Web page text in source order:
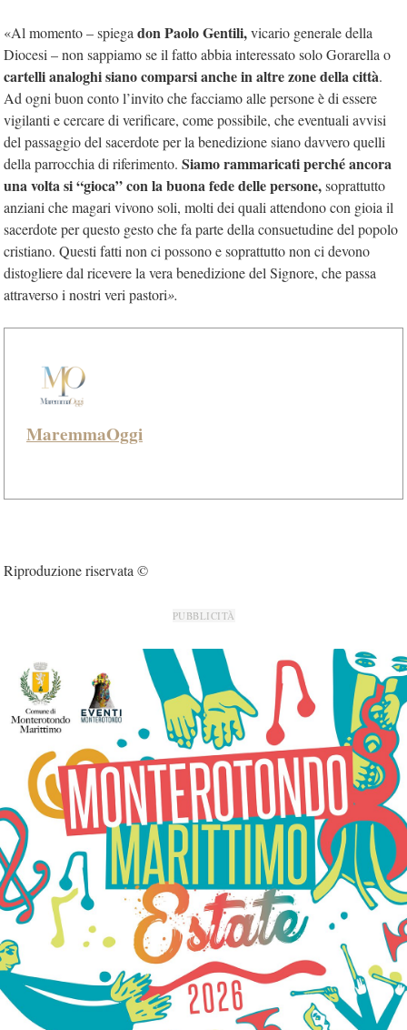
«Al momento – spiega don Paolo Gentili,vicario generale della
Diocesi – non sappiamo se il fatto abbia interessato solo Gorarella o
cartelli analoghi siano comparsi anche in altre zone della città.
Ad ogni buon conto l’invito che facciamo alle persone è di essere
vigilanti e cercare di verificare, come possibile, che eventuali avvisi
del passaggio del sacerdote per la benedizione siano davvero quelli
della parrocchia di riferimento. Siamo rammaricati perché ancora
una volta si “gioca” con la buona fede delle persone,soprattutto
anziani che magari vivono soli, molti dei quali attendono con gioia il
sacerdote per questo gesto che fa parte della consuetudine del popolo
cristiano. Questi fatti non ci possono e soprattutto non ci devono
distogliere dal ricevere la vera benedizione del Signore, che passa
attraverso i nostri veri pastori».
MaremmaOggi
Riproduzione riservata ©
PUBBLICITÀ